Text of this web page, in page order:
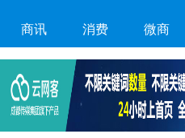
商讯 消费 微商